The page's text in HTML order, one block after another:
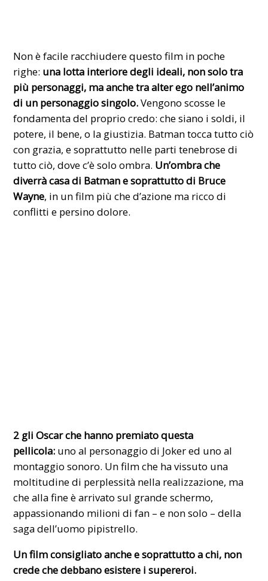
Non è facile racchiudere questo film in poche
righe: una lotta interiore degli ideali, non solo tra
più personaggi, ma anche tra alter ego nell’animo
di un personaggio singolo.Vengono scosse le
fondamenta del proprio credo: che siano i soldi, il
potere, il bene, o la giustizia. Batman tocca tutto ciò
con grazia, e soprattutto nelle parti tenebrose di
tutto ciò, dove c’è solo ombra. Un’ombra che
diverrà casa di Batman e soprattutto di Bruce
Wayne, in un film più che d’azione ma ricco di
conflitti e persino dolore.
2 gli Oscar che hanno premiato questa
pellicola: uno al personaggio di Joker ed uno al
montaggio sonoro. Un film che ha vissuto una
moltitudine di perplessità nella realizzazione, ma
che alla fine è arrivato sul grande schermo,
appassionando milioni di fan – e non solo – della
saga dell’uomo pipistrello.
Un film consigliato anche e soprattutto a chi, non
crede che debbano esistere i supereroi.